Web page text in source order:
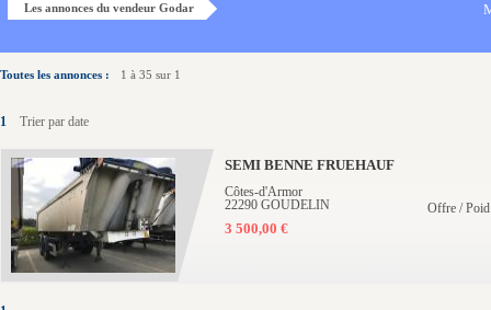
Les annonces du vendeur Godar
Toutes les annonces : 1 à 35 sur 1
1 Trier par date
SEMI BENNE FRUEHAUF
Côtes-d'Armor
22290 GOUDELIN
3 500,00 €
Offre /